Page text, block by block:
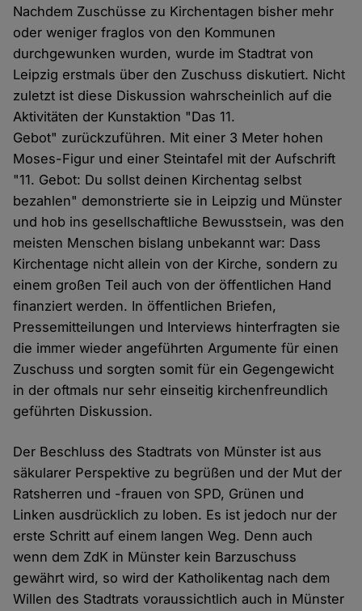
Nachdem Zuschüsse zu Kirchentagen bisher mehr
oder weniger fraglos von den Kommunen
durchgewunken wurden, wurde im Stadtrat von
Leipzig erstmals über den Zuschuss diskutiert. Nicht
zuletzt ist diese Diskussion wahrscheinlich auf die
Aktivitäten der Kunstaktion "Das 11.
Gebot" zurückzuführen. Mit einer 3 Meter hohen
Moses-Figur und einer Steintafel mit der Aufschrift
"11. Gebot: Du sollst deinen Kirchentag selbst
bezahlen" demonstrierte sie in Leipzig und Münster
und hob ins gesellschaftliche Bewusstsein, was den
meisten Menschen bislang unbekannt war: Dass
Kirchentage nicht allein von der Kirche, sondern zu
einem großen Teil auch von der öffentlichen Hand
finanziert werden. In öffentlichen Briefen,
Pressemitteilungen und Interviews hinterfragten sie
die immer wieder angeführten Argumente für einen
Zuschuss und sorgten somit für ein Gegengewicht
in der oftmals nur sehr einseitig kirchenfreundlich
geführten Diskussion.
Der Beschluss des Stadtrats von Münster ist aus
säkularer Perspektive zu begrüßen und der Mut der
Ratsherren und -frauen von SPD, Grünen und
Linken ausdrücklich zu loben. Es ist jedoch nur der
erste Schritt auf einem langen Weg. Denn auch
wenn dem ZdK in Münster kein Barzuschuss
gewährt wird, so wird der Katholikentag nach dem
Willen des Stadtrats voraussichtlich auch in Münster